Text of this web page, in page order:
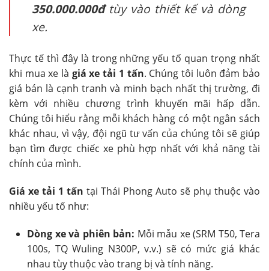
350.000.000đtùy vào thiết kế và dòng
xe.
Thực tế thì đây là trong những yếu tố quan trọng nhất
khi mua xe là giá xe tải 1 tấn. Chúng tôi luôn đảm bảo
giá bán là cạnh tranh và minh bạch nhất thị trường, đi
kèm với nhiều chương trình khuyến mãi hấp dẫn.
Chúng tôi hiểu rằng mỗi khách hàng có một ngân sách
khác nhau, vì vậy, đội ngũ tư vấn của chúng tôi sẽ giúp
bạn tìm được chiếc xe phù hợp nhất với khả năng tài
chính của mình.
Giá xe tải 1 tấn tại Thái Phong Auto sẽ phụ thuộc vào
nhiều yếu tố như:
Dòng xe và phiên bản: Mỗi mẫu xe (SRM T50, Tera
100s, TQ Wuling N300P, v.v.) sẽ có mức giá khác
nhau tùy thuộc vào trang bị và tính năng.